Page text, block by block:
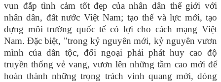
vun đắp tình cảm tốt đẹp của nhân dân thế giới với
nhân dân, đất nước Việt Nam; tạo thế và lực mới, tạo
dựng môi trường quốc tế có lợi cho cách mạng Việt
Nam. Đặc biệt, "trong kỷ nguyên mới, kỷ nguyên vươn
mình của dân tộc, đối ngoại phải phát huy cao độ
truyền thống vẻ vang, vươn lên những tầm cao mới để
hoàn thành những trọng trách vinh quang mới, đóng